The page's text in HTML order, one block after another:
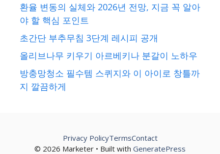
환율 변동의 실체와 2026년 전망, 지금 꼭 알아
야 할 핵심 포인트
초간단 부추무침 3단계 레시피 공개
올리브나무 키우기 아르베키나 분갈이 노하우
방충망청소 필수템 스퀴지와 이 아이로 창틀까
지 깔끔하게
© 2026 Marketer • Built with GeneratePress
Privacy PolicyTermsContact